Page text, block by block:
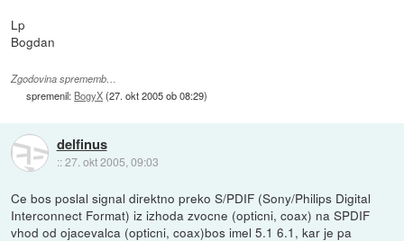
Lp
Bogdan
Zgodovina sprememb…
spremenil: BogyX(27. okt 2005 ob 08:29)
delfinus
::27. okt 2005, 09:03
Ce bos poslal signal direktno preko S/PDIF (Sony/Philips Digital
Interconnect Format) iz izhoda zvocne (opticni, coax) na SPDIF
vhod od ojacevalca (opticni, coax)bos imel 5.1 6.1, kar je pa